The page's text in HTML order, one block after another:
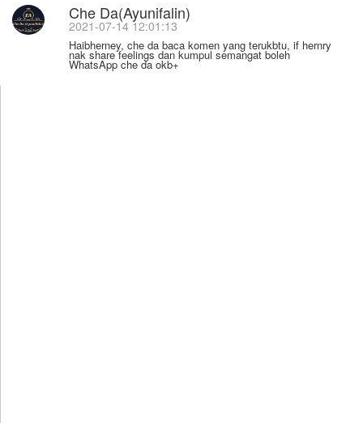
Che Da(Ayunifalin)
2021-07-14 12:01:13
Haibherney, che da baca komen yang terukbtu, if hernry
nak share feelings dan kumpul semangat boleh
WhatsApp che da okb+